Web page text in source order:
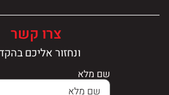
צרו קשר
ונחזור אליכם
שם מלא